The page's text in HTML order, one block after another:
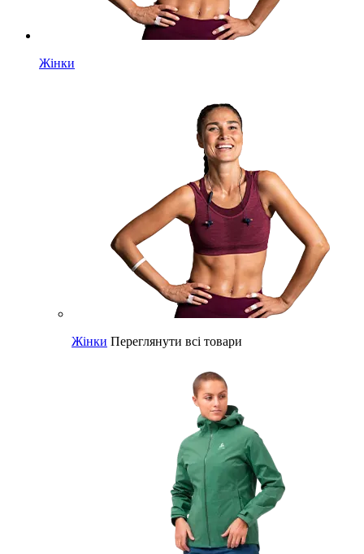
Жінки
Жінки Переглянути всі товари